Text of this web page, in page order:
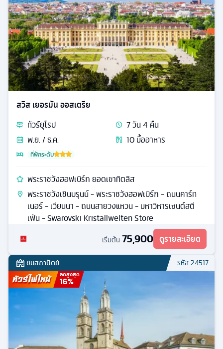
สวิส เยอรมัน ออสเตรีย
ทัวร์ยุโรป 7วัน4 คืน
พ.ย. / ธ.ค.
10มื้ออาหาร
ที่พักระดับ
พระราชวังฮอฟเบิร์ก ยอดเขาทิตลิส
พระราชวังเชินบรุนน์ - พระราชวังฮอฟเบิร์ก - ถนนคาร์ท
เนอร์ - เวียนนา - ถนนสายวงแหวน - มหาวิหารเซนต์สตี
เฟ่น - Swarovski Kristallwelten Store
เริ่มต้น 75,900 ดูรายละเอียด
ชมสถาปัตย์ รหัส24517
ลดสูงสุด
16%